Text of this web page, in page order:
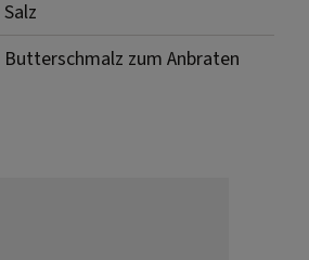
Salz
Butterschmalz zum Anbraten